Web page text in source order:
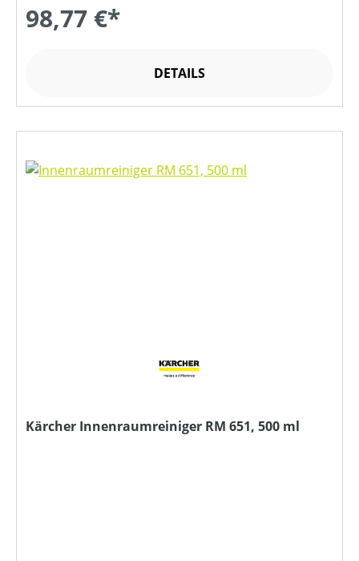
98,77 €*
DETAILS
Kärcher Innenraumreiniger RM 651, 500 ml